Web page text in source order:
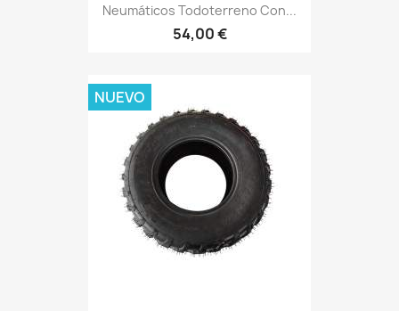
Neumáticos Todoterreno Con...
54,00 €
NUEVO